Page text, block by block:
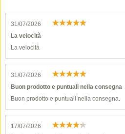
31/07/2026
La velocità
La velocità
31/07/2026
Buon prodotto e puntuali nella consegna
Buon prodotto e puntuali nella consegna.
17/07/2026